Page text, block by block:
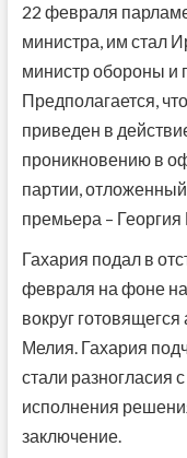
22 февраля
министра, им стал
министр обороны и
Предполагается,
приведен в
проникновению в
партии,
премьера – Георгия
Гахария подал в
февраля на фоне
вокруг
Мелия. Гахария
стали разногласия
исполнения
заключение.